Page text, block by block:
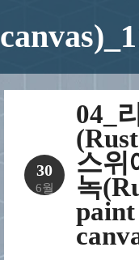
30
6월
04_
스위
녹